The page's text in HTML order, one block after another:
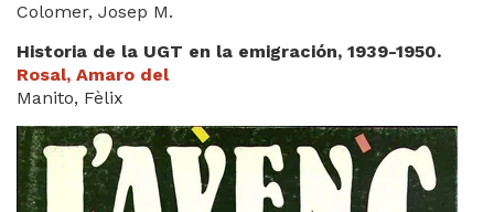
Colomer, Josep M.
Historia de la UGT en la emigración, 1939-1950.
Rosal, Amaro del
Manito, Fèlix